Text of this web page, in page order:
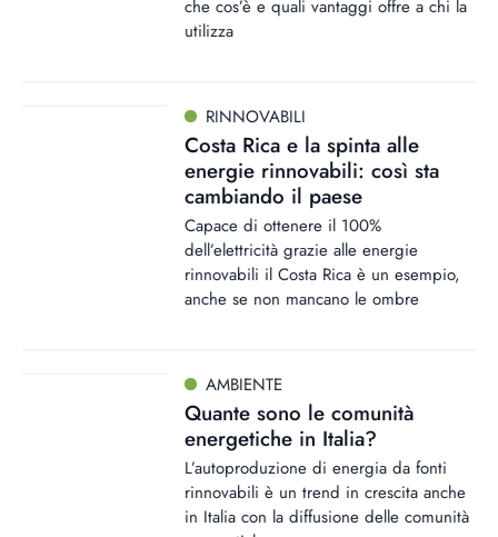
che cos’è e quali vantaggi offre a chi la
utilizza
RINNOVABILI
Costa Rica e la spinta alle
energie rinnovabili: così sta
cambiando il paese
Capace di ottenere il 100%
dell’elettricità grazie alle energie
rinnovabili il Costa Rica è un esempio,
anche se non mancano le ombre
AMBIENTE
Quante sono le comunità
energetiche in Italia?
L’autoproduzione di energia da fonti
rinnovabili è un trend in crescita anche
in Italia con la diffusione delle comunità